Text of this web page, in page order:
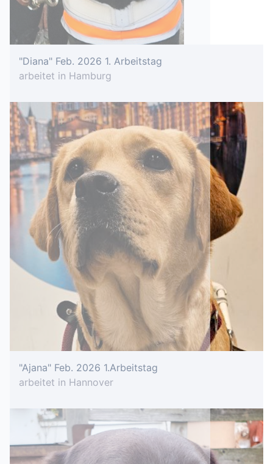
"Diana" Feb. 2026 1. Arbeitstag
arbeitet in Hamburg
"Ajana" Feb. 2026 1.Arbeitstag
arbeitet in Hannover